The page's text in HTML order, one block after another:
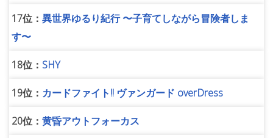
17位： 異世界ゆるり紀行 〜子育てしながら冒険者しま
す〜
18位： SHY
19位： カードファイト!! ヴァンガード overDress
20位： 黄昏アウトフォーカス